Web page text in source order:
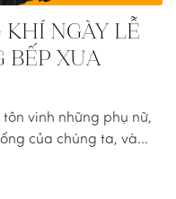
NGÀY LỄ
BẾP XƯA
vinh những phụ nữ,
của chúng ta, và...